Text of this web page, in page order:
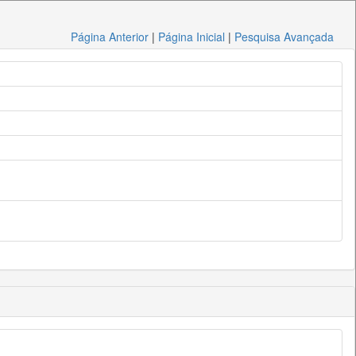
Página Anterior | Página Inicial | Pesquisa Avançada